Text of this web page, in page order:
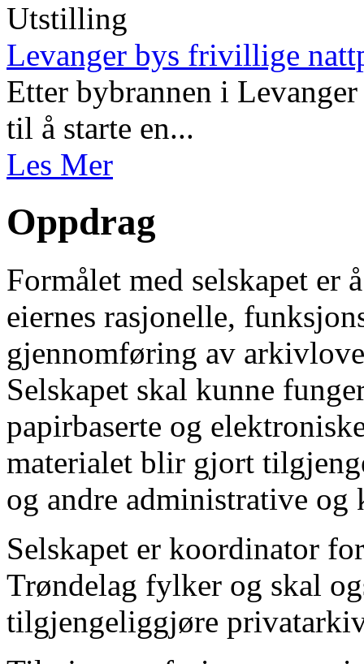
Utstilling
Levanger bys frivillige
Etter bybrannen i
til å starte en...
Les Mer
Oppdrag
Formålet med selskapet er
eiernes rasjonelle,
gjennomføring av
Selskapet skal kunne
papirbaserte og
materialet blir gjort
og andre administrative
Selskapet er koordinator
Trøndelag fylker og skal
tilgjengeliggjøre